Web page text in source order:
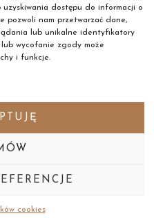
dostępu do informacji o
nam przetwarzać dane,
lub unikalne identyfikatory
wycofanie zgody może
i funkcje.
cookies
Most the Most